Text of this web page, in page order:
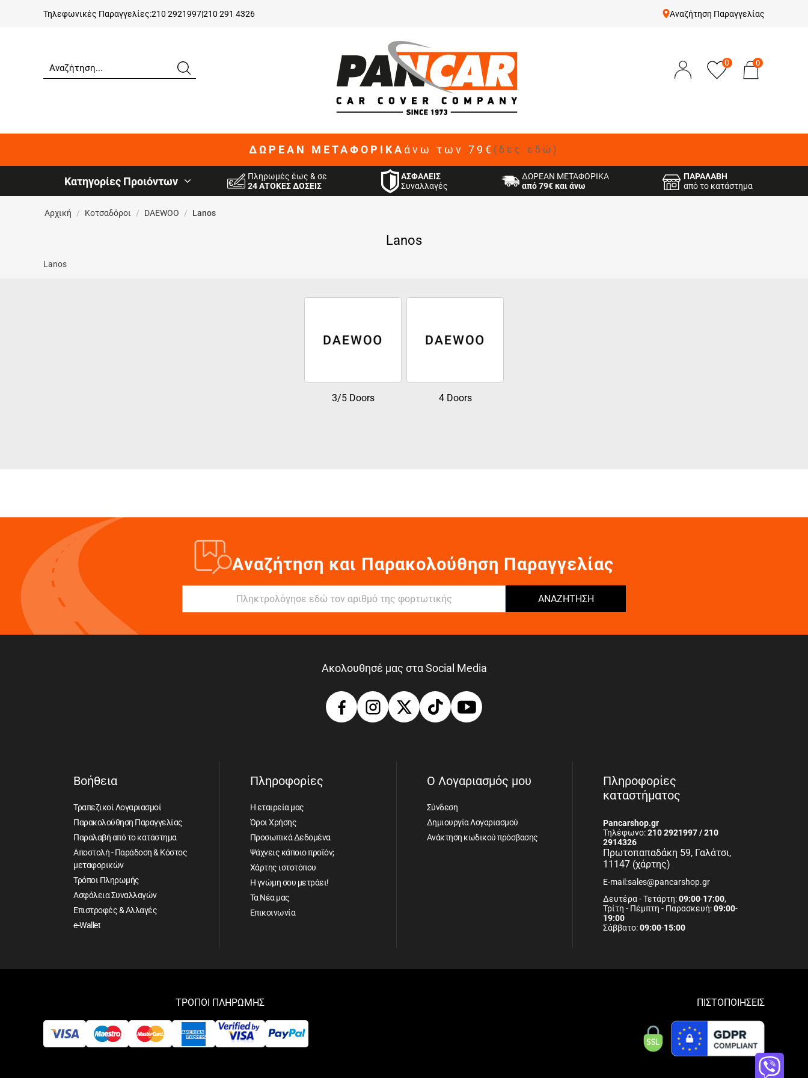
Τηλεφωνικές Παραγγελίες:210 2921997|210 291 4326 Αναζήτηση Παραγγελίας
0 0
ΔΩΡΕΑΝ ΜΕΤΑΦΟΡΙΚΑ άνω των 79€ (δες εδώ)
Κατηγορίες Προιόντων
Πληρωμές έως & σε
24 ΑΤΟΚΕΣ ΔΟΣΕΙΣ
ΑΣΦΑΛΕΙΣ
Συναλλαγές
ΔΩΡΕΑΝ ΜΕΤΑΦΟΡΙΚΑ
από 79€ και άνω
ΠΑΡΑΛΑΒΗ
από το κατάστημα
Αρχική / Κοτσαδόροι / DAEWOO / Lanos
Lanos
Lanos
3/5 Doors 4 Doors
Αναζήτηση και Παρακολούθηση Παραγγελίας
ΑΝΑΖΗΤΗΣΗ
Ακολουθησέ μας στα Social Media
Βοήθεια
Τραπεζικοί Λογαριασμοί
Παρακολούθηση Παραγγελίας
Παραλαβή από το κατάστημα
Αποστολή - Παράδοση & Κόστος
μεταφορικών
Τρόποι Πληρωμής
Ασφάλεια Συναλλαγών
Επιστροφές & Αλλαγές
e-Wallet
Πληροφορίες
Η εταιρεία μας
Όροι Χρήσης
Προσωπικά Δεδομένα
Ψάχνεις κάποιο προϊόν;
Χάρτης ιστοτόπου
Η γνώμη σου μετράει!
Τα Νέα μας
Επικοινωνία
Ο Λογαριασμός μου
Σύνδεση
Δημιουργία Λογαριασμού
Ανάκτηση κωδικού πρόσβασης
Πληροφορίες
καταστήματος
Pancarshop.gr
Τηλέφωνο:210 2921997 / 210
2914326
Πρωτοπαπαδάκη 59, Γαλάτσι,
11147 (χάρτης)
E-mail:sales@pancarshop.gr
Δευτέρα - Τετάρτη:09:00-17:00,
Τρίτη - Πέμπτη - Παρασκευή:09:00-
19:00
Σάββατο:09:00-15:00
ΤΡΟΠΟΙ ΠΛΗΡΩΜΗΣ ΠΙΣΤΟΠΟΙΗΣΕΙΣ